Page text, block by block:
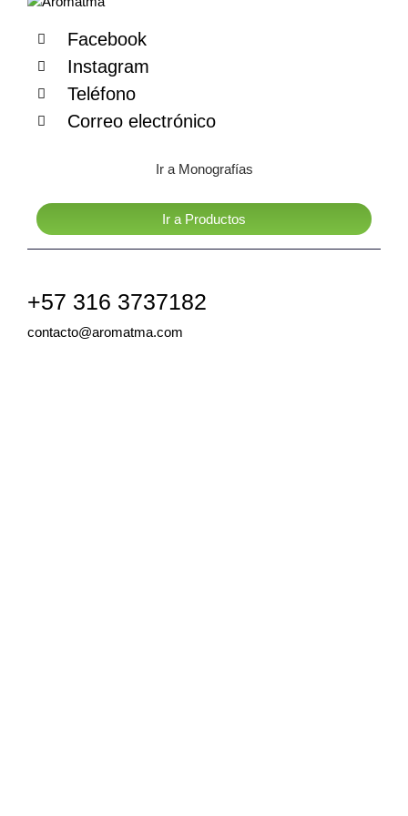
Facebook
Instagram
Teléfono
Correo electrónico
Ir a Monografías
Ir a Productos
+57 316 3737182
contacto@aromatma.com